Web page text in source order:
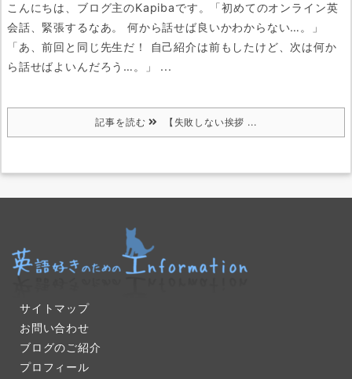
こんにちは、ブログ主のKapibaです。
「初めてのオンライン英
会話、緊張するなあ。 何から話せば良いかわからない…。」
「あ、前回と同じ先生だ！ 自己紹介は前もしたけど、次は何か
ら話せばよいんだろう…。」 ...
記事を読む 【失敗しない挨拶 ...
サイトマップ
お問い合わせ
ブログのご紹介
プロフィール